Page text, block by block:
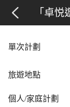
單次計劃
旅遊地點
個人/家庭計劃